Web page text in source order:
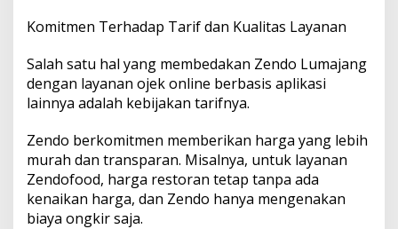
Komitmen Terhadap Tarif dan Kualitas Layanan
Salah satu hal yang membedakan Zendo Lumajang
dengan layanan ojek online berbasis aplikasi
lainnya adalah kebijakan tarifnya.
Zendo berkomitmen memberikan harga yang lebih
murah dan transparan. Misalnya, untuk layanan
Zendofood, harga restoran tetap tanpa ada
kenaikan harga, dan Zendo hanya mengenakan
biaya ongkir saja.